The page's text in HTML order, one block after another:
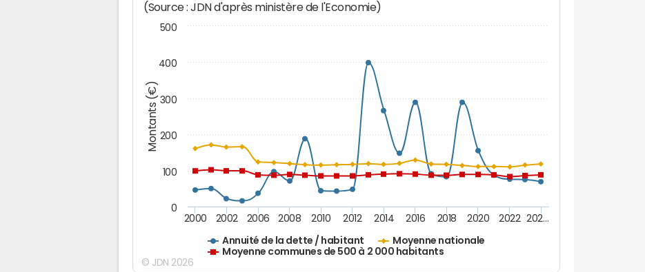
Montants (€)
(Source : JDN d'après ministère de l'Economie)
Annuité de la dette / habitant
Moyenne nationale
Moyenne communes de 500 à 2 000 habitants
2000 2002 2006 2008 2010 2012 2014 2016 2018 2020 2022 202…
0
100
200
300
400
500
© JDN 2026